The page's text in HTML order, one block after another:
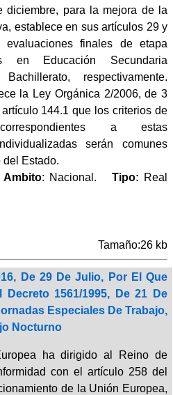
diciembre, para la mejora de la
establece en sus artículos 29 y
finales de etapa
en Educación Secundaria
respectivamente.
la Ley Orgánica 2/2006, de 3
144.1 que los criterios de
a estas
serán comunes
del Estado.
Ambito: Nacional. Tipo: Real
Tamaño:26 kb
De 29 De Julio, Por El Que
1561/1995, De 21 De
Especiales De Trabajo,
Nocturno
ha dirigido al Reino de
con el artículo 258 del
de la Unión Europea,